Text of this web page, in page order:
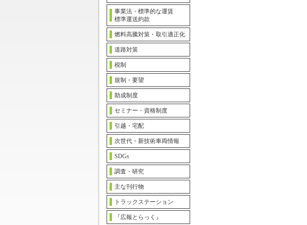
事業法・標準的な運賃
標準運送約款
燃料高騰対策・取引適正化
道路対策
税制
規制・要望
助成制度
セミナー・資格制度
引越・宅配
次世代・新技術車両情報
SDGs
調査・研究
主な刊行物
トラックステーション
『広報とらっく』